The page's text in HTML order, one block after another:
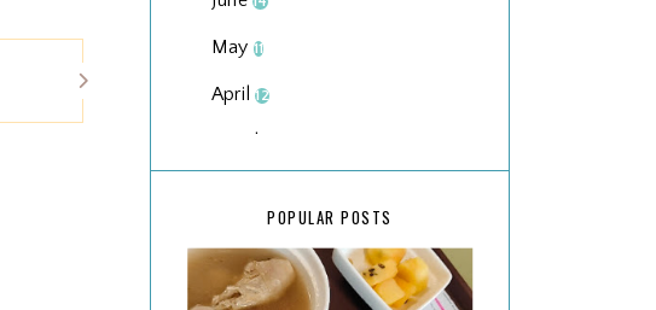
May 11
April12
March
2025134
POPULAR POSTS